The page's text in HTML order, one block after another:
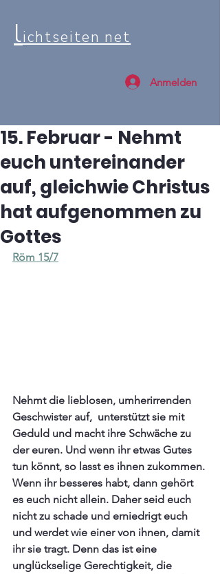
lichtseiten net
Anmelden
15. Februar - Nehmt
euch untereinander
auf, gleichwie Christus
hat aufgenommen zu
Gottes
Röm 15/7
Nehmt die lieblosen, umherirrenden
Geschwister auf,  unterstützt sie mit
Geduld und macht ihre Schwäche zu
der euren. Und wenn ihr etwas Gutes
tun könnt, so lasst es ihnen zukommen.
Wenn ihr besseres habt, dann gehört
es euch nicht allein. Daher seid euch
nicht zu schade und erniedrigt euch
und werdet wie einer von ihnen, damit
ihr sie tragt. Denn das ist eine
unglückselige Gerechtigkeit, die